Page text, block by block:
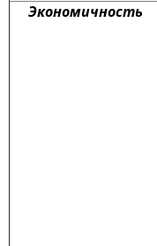
Экономичность